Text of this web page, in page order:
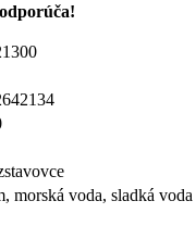
morská voda, sladká voda